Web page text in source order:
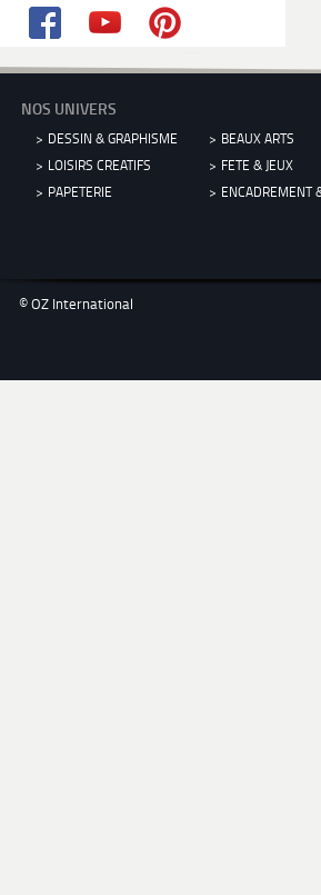
NOS UNIVERS
DESSIN & GRAPHISME
BEAUX ARTS
LOISIRS CREATIFS
FETE & JEUX
PAPETERIE
ENCADREMENT
© OZ International